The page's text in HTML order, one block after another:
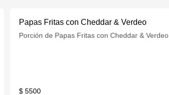
Papas Fritas con Cheddar & Verdeo
Porción de Papas Fritas con Cheddar & Verdeo
$ 5500